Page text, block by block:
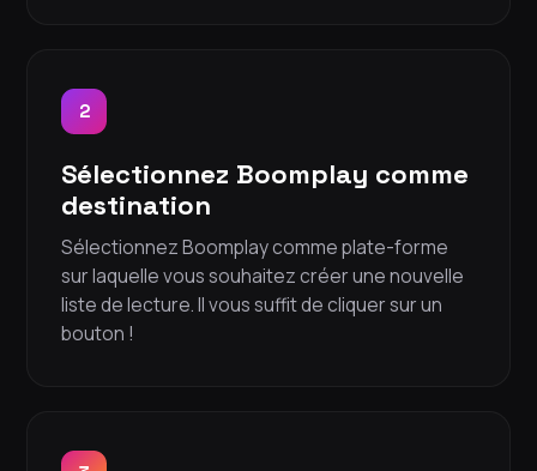
2
Sélectionnez Boomplay comme
destination
Sélectionnez Boomplay comme plate-forme
sur laquelle vous souhaitez créer une nouvelle
liste de lecture. Il vous suffit de cliquer sur un
bouton !